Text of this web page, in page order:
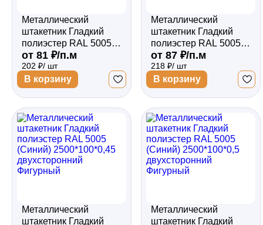
Металлический
штакетник Гладкий
полиэстер RAL 5005
(Синий) 2500*100*0,4
односторонний
Фигурный
от 81 ₽/п.м
202 ₽/ шт
В корзину
Металлический
штакетник Гладкий
полиэстер RAL 5005
(Синий) 2500*100*0,45
односторонний
Фигурный
от 87 ₽/п.м
218 ₽/ шт
В корзину
Металлический
штакетник Гладкий
Металлический
штакетник Гладкий